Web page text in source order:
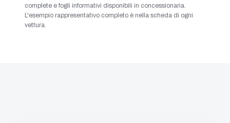
complete e fogli informativi disponibili in concessionaria.
L'esempio rappresentativo completo è nella scheda di ogni
vettura.